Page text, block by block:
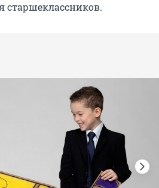
старшеклассников.